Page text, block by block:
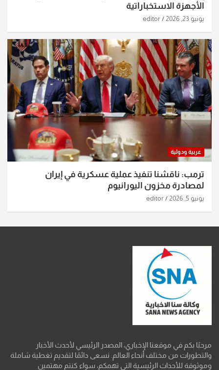
الأجهزة الاستخباراتية
يونيو 23, 2026 editor
عربية ودولية
ترمب: ناقشنا تنفيذ عملية عسكرية في إيران
لمصادرة مخزون اليورانيوم
يونيو 5, 2026 editor
مرحبًا بكم في موقعنا الإخباري، المصدر الرئيسي لأحدث الأخبار
والتطورات من مختلف أنحاء العالم. نسعى دائمًا لتقديم تغطية شاملة
وموثوقة للأحداث الرئيسية التي تهمكم، سواء كنتم مهتمين